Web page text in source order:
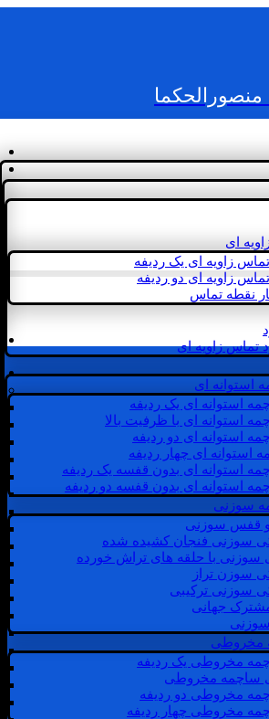
منصورالحکما
ای
زاویه ای یک ردیفه
زاویه ای دو ردیفه
نقطه تماس
تماس زاویه ای
استوانه ای
استوانه ای یک ردیفه
استوانه ای با ظرفیت بالا
استوانه ای دو ردیفه
استوانه ای چهار ردیفه
استوانه ای بدون قفسه یک ردیفه
استوانه ای بدون قفسه دو ردیفه
سوزنی
و قفس سوزنی
سوزنی فنجان کشیده شده
سوزنی با حلقه های تراش خورده
سوزن تراز
سوزنی ترکیبی
مشترک جهانی
سوزنی
مخروطی
مخروطی یک ردیفه
ساچمه مخروطی
مخروطی دو ردیفه
مخروطی چهار ردیفه